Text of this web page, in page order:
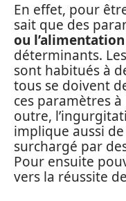
En effet, pour
sait que des
ou l’alimentation
déterminants.
sont habitués à
tous se doivent
ces paramètres à
outre,
implique aussi
surchargé par
Pour ensuite
vers la réussite